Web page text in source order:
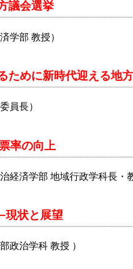
議会選挙
学部 教授）
ために新時代迎える地
員長）
率の向上
経済学部 地域行政学科長・
現状と展望
政治学科 教授 ）